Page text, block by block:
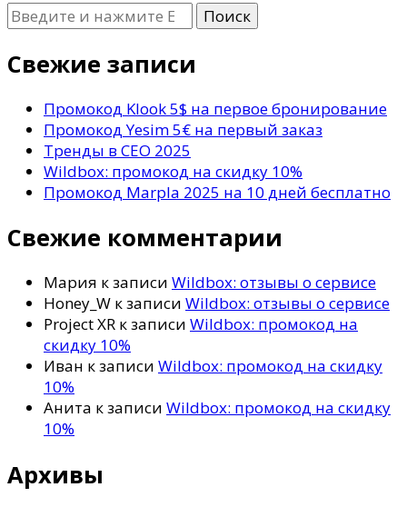
Ищите
что-
то?
Свежие записи
Промокод Klook 5$ на первое бронирование
Промокод Yesim 5€ на первый заказ
Тренды в СЕО 2025
Wildbox: промокод на скидку 10%
Промокод Marpla 2025 на 10 дней бесплатно
Свежие комментарии
Мария к записи Wildbox: отзывы о сервисе
Honey_W к записи Wildbox: отзывы о сервисе
Project XR к записи Wildbox: промокод на
скидку 10%
Иван к записи Wildbox: промокод на скидку
10%
Анита к записи Wildbox: промокод на скидку
10%
Архивы